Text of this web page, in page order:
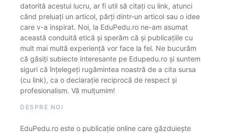
datorită acestui lucru, ar fi util să citați cu link, atunci
când preluați un articol, părți dintr-un articol sau o idee
care v-a inspirat. Noi, la EduPedu.ro ne-am asumat
această conduită etică și sperăm că și publicațiile cu
mult mai multă experiență vor face la fel. Ne bucurăm
că găsiți subiecte interesante pe Edupedu.ro și suntem
siguri că înțelegeți rugămintea noastră de a cita sursa
(cu link), ca o declarație reciprocă de respect și
profesionalism. Vă mulțumim!
DESPRE NOI
EduPedu.ro este o publicație online care găzduiește